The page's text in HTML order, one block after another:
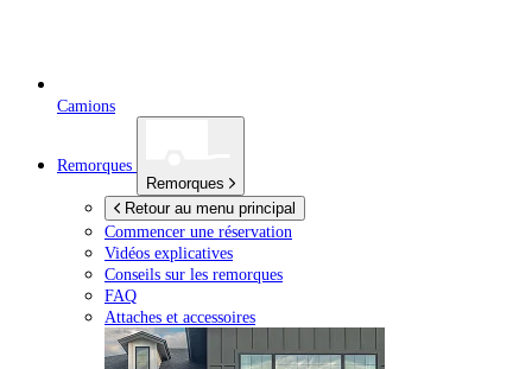
Camions
Remorques
Remorques
Retour au menu principal
Commencer une réservation
Vidéos explicatives
Conseils sur les remorques
FAQ
Attaches et accessoires